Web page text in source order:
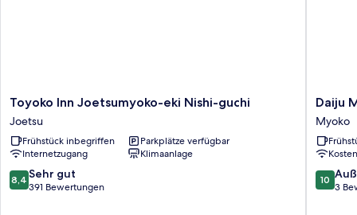
Toyoko
Inn
Joetsumyoko-
eki
Nishi-
guchi
Joetsu
Toyoko Inn Joetsumyoko-eki Nishi-guchi
Joetsu
Frühstück inbegriffen
Parkplätze verfügbar
Internetzugang
Klimaanlage
8.4
von
8,4 Sehr gut
391 Bewertungen
Daiju
Myoko
Myoko
Daiju
Myoko
10.0
von
10
3